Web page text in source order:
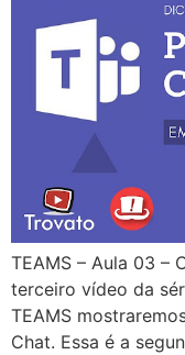
TEAMS – Aula 03 –
terceiro vídeo da
TEAMS
Chat. Essa é a